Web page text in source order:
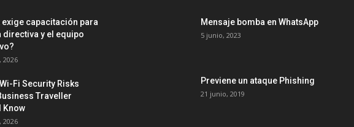
exige capacitación para
directiva y el equipo
2026
Fi Security Risks
Traveller
Know
2026
Mensaje bomba en WhatsApp
5 junio, 2023
Previene un ataque Phishing
21 junio, 2019